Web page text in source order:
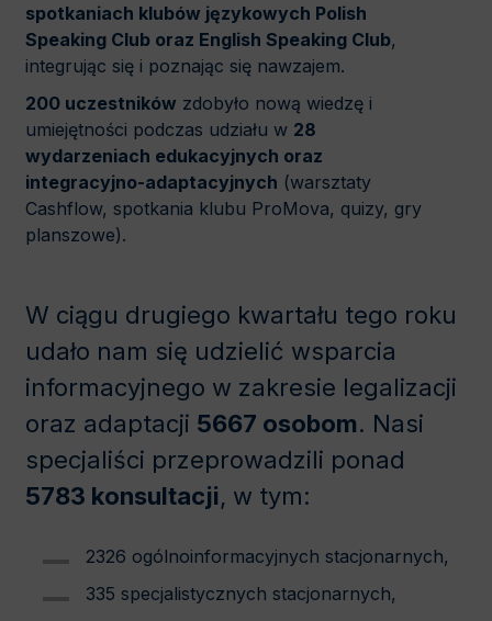
spotkaniach klubów językowych Polish
Speaking Club oraz English Speaking Club,
integrując się i poznając się nawzajem.
200 uczestników zdobyło nową wiedzę i
umiejętności podczas udziału w 28
wydarzeniach edukacyjnych oraz
integracyjno-adaptacyjnych (warsztaty
Cashflow, spotkania klubu ProMova, quizy, gry
planszowe).
W ciągu drugiego kwartału tego roku
udało nam się udzielić wsparcia
informacyjnego w zakresie legalizacji
oraz adaptacji 5667 osobom. Nasi
specjaliści przeprowadzili ponad
5783 konsultacji, w tym:
2326 ogólnoinformacyjnych stacjonarnych,
335 specjalistycznych stacjonarnych,